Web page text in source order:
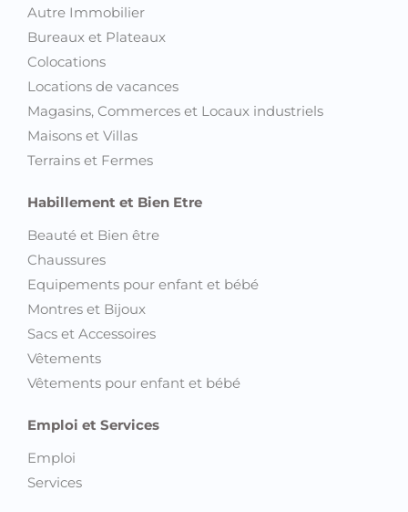
Autre Immobilier
Bureaux et Plateaux
Colocations
Locations de vacances
Magasins, Commerces et Locaux industriels
Maisons et Villas
Terrains et Fermes
Habillement et Bien Etre
Beauté et Bien être
Chaussures
Equipements pour enfant et bébé
Montres et Bijoux
Sacs et Accessoires
Vêtements
Vêtements pour enfant et bébé
Emploi et Services
Emploi
Services